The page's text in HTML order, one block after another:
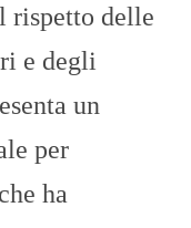
rispetto delle
e degli
un
per
ha